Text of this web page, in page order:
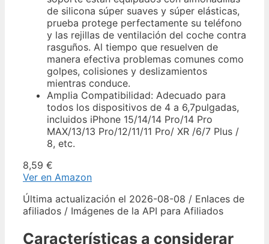
de silicona súper suaves y súper elásticas,
prueba protege perfectamente su teléfono
y las rejillas de ventilación del coche contra
rasguños. Al tiempo que resuelven de
manera efectiva problemas comunes como
golpes, colisiones y deslizamientos
mientras conduce.
Amplia Compatibilidad: Adecuado para
todos los dispositivos de 4 a 6,7pulgadas,
incluidos iPhone 15/14/14 Pro/14 Pro
MAX/13/13 Pro/12/11/11 Pro/ XR /6/7 Plus /
8, etc.
8,59 €
Ver en Amazon
Última actualización el 2026-08-08 / Enlaces de
afiliados / Imágenes de la API para Afiliados
Características a considerar